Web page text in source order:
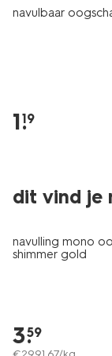
navulbaar
1.
19
dit vind je
navulling mono
shimmer gold
3.
59